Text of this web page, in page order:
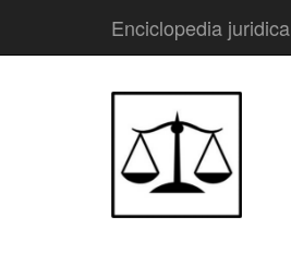
Enciclopedia juridica